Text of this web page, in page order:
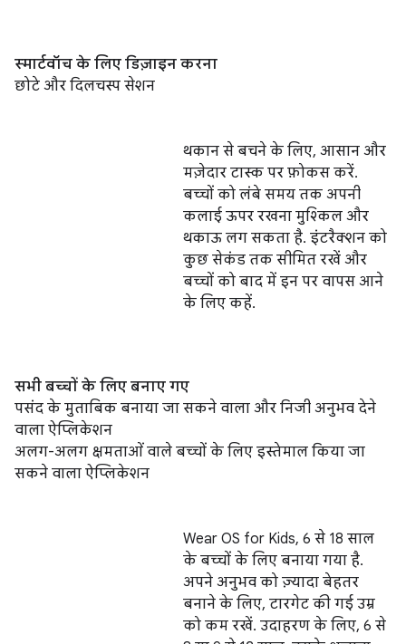
स्मार्टवॉच के लिए डिज़ाइन करना
छोटे और दिलचस्प सेशन
थकान से बचने के लिए, आसान और
मज़ेदार टास्क पर फ़ोकस करें.
बच्चों को लंबे समय तक अपनी
कलाई ऊपर रखना मुश्किल और
थकाऊ लग सकता है. इंटरैक्शन को
कुछ सेकंड तक सीमित रखें और
बच्चों को बाद में इन पर वापस आने
के लिए कहें.
सभी बच्चों के लिए बनाए गए
पसंद के मुताबिक बनाया जा सकने वाला और निजी अनुभव देने
वाला ऐप्लिकेशन
अलग-अलग क्षमताओं वाले बच्चों के लिए इस्तेमाल किया जा
सकने वाला ऐप्लिकेशन
Wear OS for Kids, 6 से 18 साल
के बच्चों के लिए बनाया गया है.
अपने अनुभव को ज़्यादा बेहतर
बनाने के लिए, टारगेट की गई उम्र
को कम रखें. उदाहरण के लिए, 6 से